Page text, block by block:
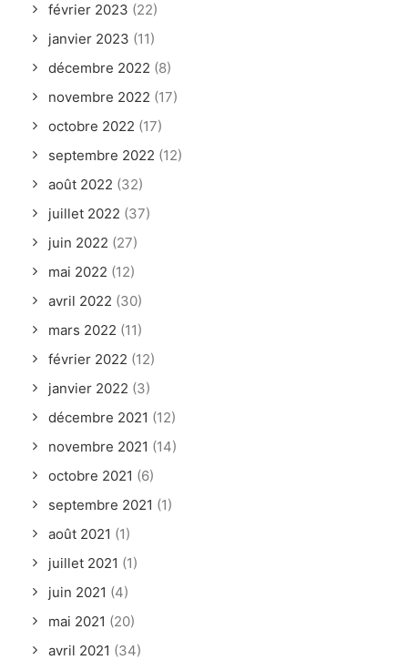
février 2023 (22)
janvier 2023 (11)
décembre 2022 (8)
novembre 2022 (17)
octobre 2022 (17)
septembre 2022 (12)
août 2022 (32)
juillet 2022 (37)
juin 2022 (27)
mai 2022 (12)
avril 2022 (30)
mars 2022 (11)
février 2022 (12)
janvier 2022 (3)
décembre 2021 (12)
novembre 2021 (14)
octobre 2021 (6)
septembre 2021 (1)
août 2021 (1)
juillet 2021 (1)
juin 2021 (4)
mai 2021 (20)
avril 2021 (34)